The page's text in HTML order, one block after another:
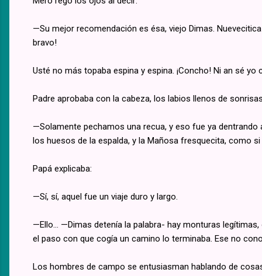
—Su mejor recomendación es ésa, viejo Dimas.
bravo!
Usté no más topaba espina y espina. ¡Concho! Ni an sé
Padre aprobaba con la cabeza, los labios llenos de
—Solamente pechamos una recua, y eso fue ya
los huesos de la espalda, y la Mañosa fresquecita, como
Papá explicaba:
—Sí, sí, aquel fue un viaje duro y largo.
—Ello... —Dimas detenía la palabra- hay monturas
el paso con que cogía un camino lo terminaba. Ese no
Los hombres de campo se entusiasman hablando de